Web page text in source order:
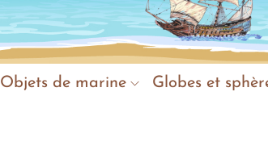
Objets de marine Globes et